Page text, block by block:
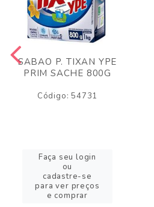
SABAO P. TIXAN YPE
PRIM SACHE 800G
Código: 54731
Faça seu login
ou
cadastre-se
para ver preços
e comprar